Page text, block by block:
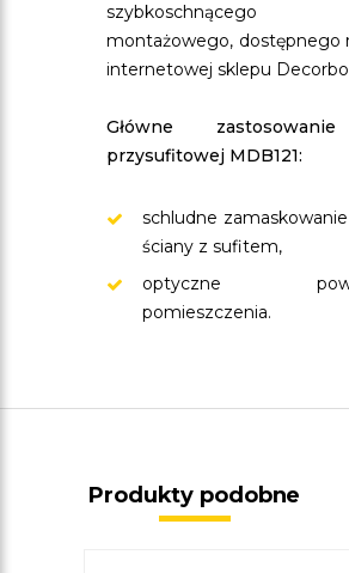
montażowego, dostępnego
internetowej sklepu
Główne
przysufitowej MDB121:
schludne
ściany z sufitem,
optyczne
pomieszczenia.
Produkty podobne